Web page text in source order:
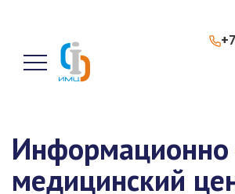
Информационно
медицинский